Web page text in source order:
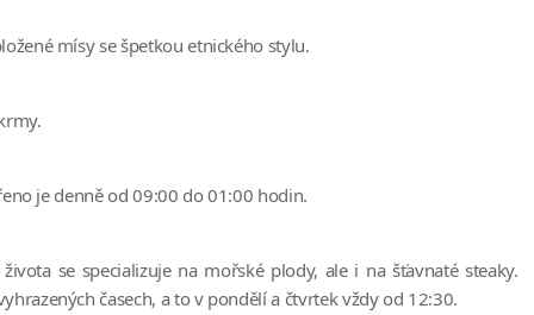
mísy se špetkou etnického stylu.
je denně od 09:00 do 01:00 hodin.
se specializuje na mořské plody, ale i na šťavnaté steaky.
časech, a to v pondělí a čtvrtek vždy od 12:30.